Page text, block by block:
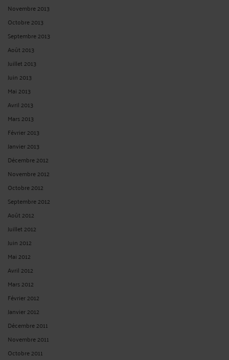
Novembre 2013
Octobre 2013
Septembre 2013
Août 2013
Juillet 2013
Juin 2013
Mai 2013
Avril 2013
Mars 2013
Février 2013
Janvier 2013
Décembre 2012
Novembre 2012
Octobre 2012
Septembre 2012
Août 2012
Juillet 2012
Juin 2012
Mai 2012
Avril 2012
Mars 2012
Février 2012
Janvier 2012
Décembre 2011
Novembre 2011
Octobre 2011